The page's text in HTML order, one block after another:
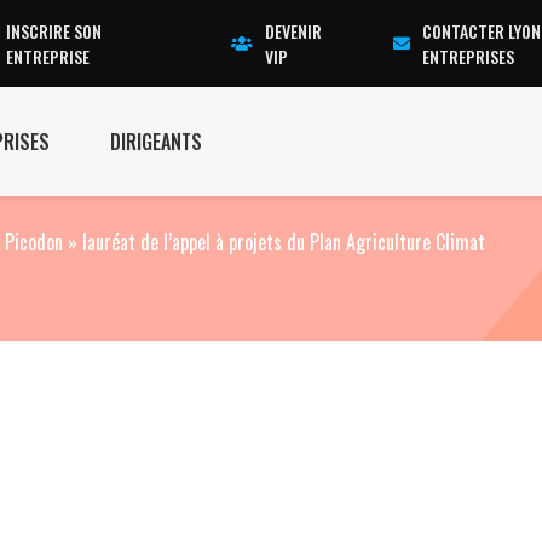
INSCRIRE SON
ENTREPRISE
DEVENIR
VIP
CONTACTER LYON
ENTREPRISES
DIRIGEANTS
» lauréat de l’appel à projets du Plan Agriculture Climat